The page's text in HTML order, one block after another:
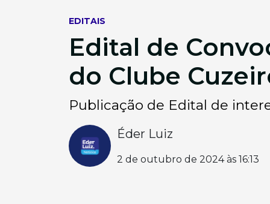
EDITAIS
Edital de
do Clube
Publicação de Edital de
Éder Luiz
2 de outubro de 2024 às 16:13